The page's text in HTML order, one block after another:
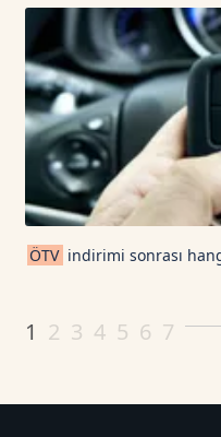
ÖTV indirimi sonrası
1 2 3 4 5 6 7